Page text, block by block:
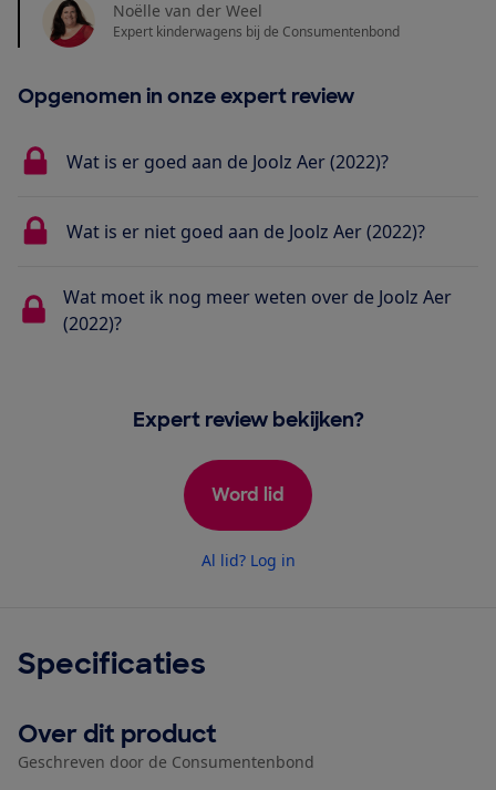
Noëlle van der Weel
Expert kinderwagens bij de Consumentenbond
Opgenomen in onze expert review
Wat is er goed aan de Joolz Aer (2022)?
Wat is er niet goed aan de Joolz Aer (2022)?
Wat moet ik nog meer weten over de Joolz Aer
(2022)?
Expert review bekijken?
Word lid
Al lid? Log in
Specificaties
Over dit product
Geschreven door de Consumentenbond